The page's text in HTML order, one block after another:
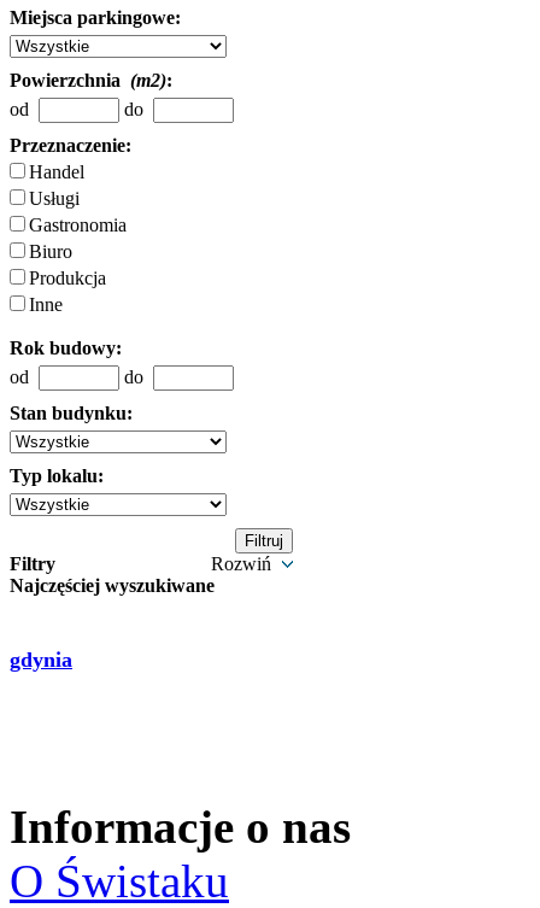
Miejsca parkingowe:
Powierzchnia (m2):
od
do
Przeznaczenie:
Handel
Usługi
Gastronomia
Biuro
Produkcja
Inne
Rok budowy:
od
do
Stan budynku:
Typ lokalu:
Filtry
Rozwiń
Najczęściej wyszukiwane
gdynia
Informacje o nas
O Świstaku